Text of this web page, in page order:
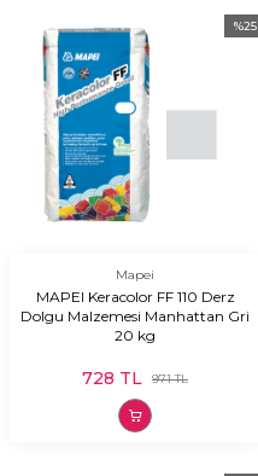
%25
Mapei
MAPEI Keracolor FF 110 Derz
Dolgu Malzemesi Manhattan Gri
20 kg
971TL
728 TL